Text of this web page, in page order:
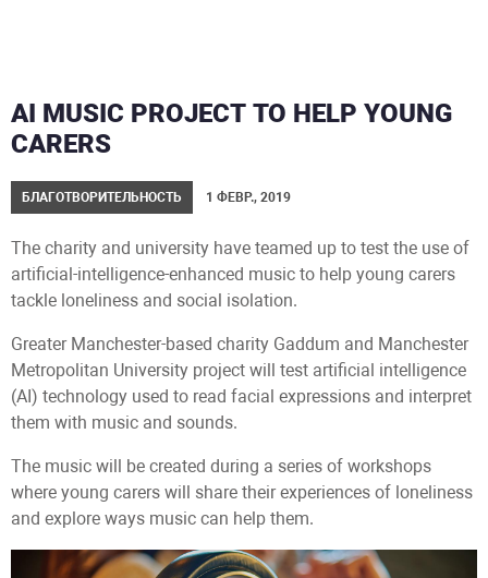
AI MUSIC PROJECT TO HELP YOUNG
CARERS
БЛАГОТВОРИТЕЛЬНОСТЬ 1 ФЕВР., 2019
The charity and university have teamed up to test the use of
artificial-intelligence-enhanced music to help young carers
tackle loneliness and social isolation.
Greater Manchester-based charity Gaddum and Manchester
Metropolitan University project will test artificial intelligence
(AI) technology used to read facial expressions and interpret
them with music and sounds.
The music will be created during a series of workshops
where young carers will share their experiences of loneliness
and explore ways music can help them.